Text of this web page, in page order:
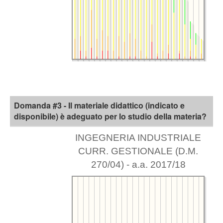
Domanda #3 - Il materiale didattico (indicato e
disponibile) è adeguato per lo studio della materia?
INGEGNERIA INDUSTRIALE
CURR. GESTIONALE (D.M.
270/04) - a.a. 2017/18